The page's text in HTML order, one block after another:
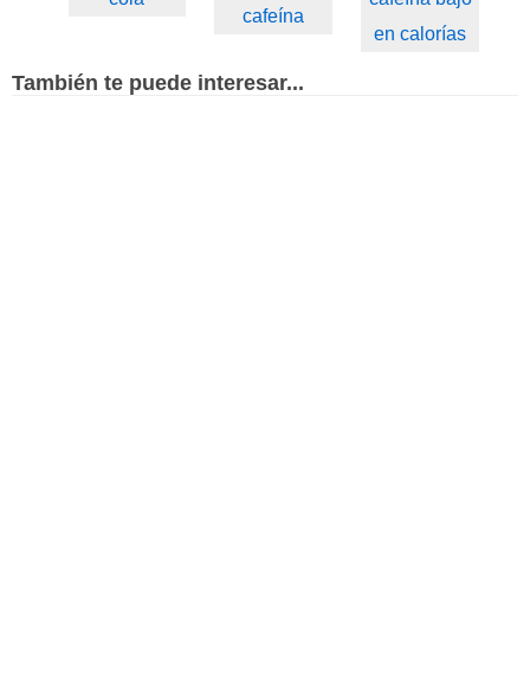
cafeína
en calorías
También te puede interesar...